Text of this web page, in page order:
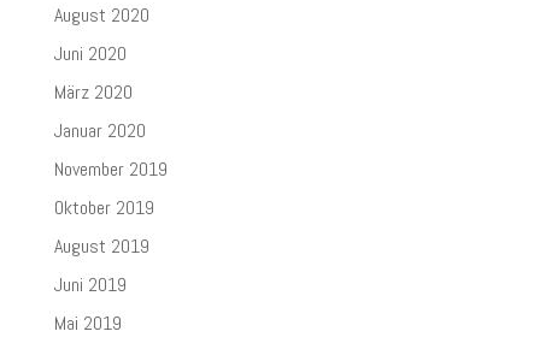
August 2020
Juni 2020
März 2020
Januar 2020
November 2019
Oktober 2019
August 2019
Juni 2019
Mai 2019